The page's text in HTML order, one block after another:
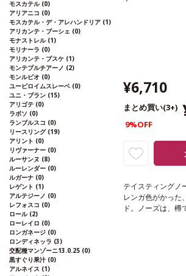
モスカテル (0)
アリアニコ (0)
モスカテル・デ・アレハンドリア (1)
アリカンテ・ブーシェ (0)
モナストレル (1)
モリナーラ (0)
アリカンテ・ブスケ (1)
モンテプルチアーノ (2)
モンルビオ (0)
ユービロイムスレーベ (0)
ユニ・ブラン (15)
アリゴテ (0)
ラボソ (0)
ランブルスコ (0)
リースリング (19)
アリント (0)
リヴァーナー (0)
ルーサンヌ (8)
ルーレンダー (0)
ルガーナ (0)
レゲント (1)
アルテジーノ (0)
レフォスコ (0)
ロール (2)
ローレイロ (0)
ロンガネージ (0)
ロンディネッラ (3)
交配種マンゾーニ13.0.25 (0)
黒すぐり果汁 (0)
アルネイス (1)
¥6,710
まとめ買い(3+)
9%OFF
テイスティングノ
レンガ色がかった
ド。ノーズは、樽